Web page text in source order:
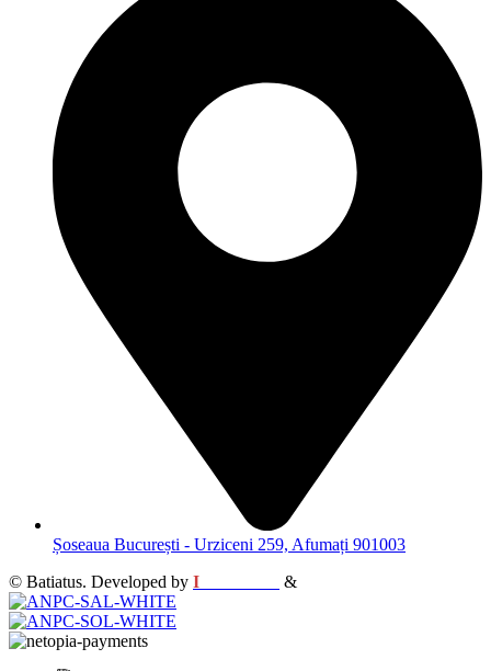
Șoseaua București - Urziceni 259, Afumați 901003
© Batiatus. Developed by I &